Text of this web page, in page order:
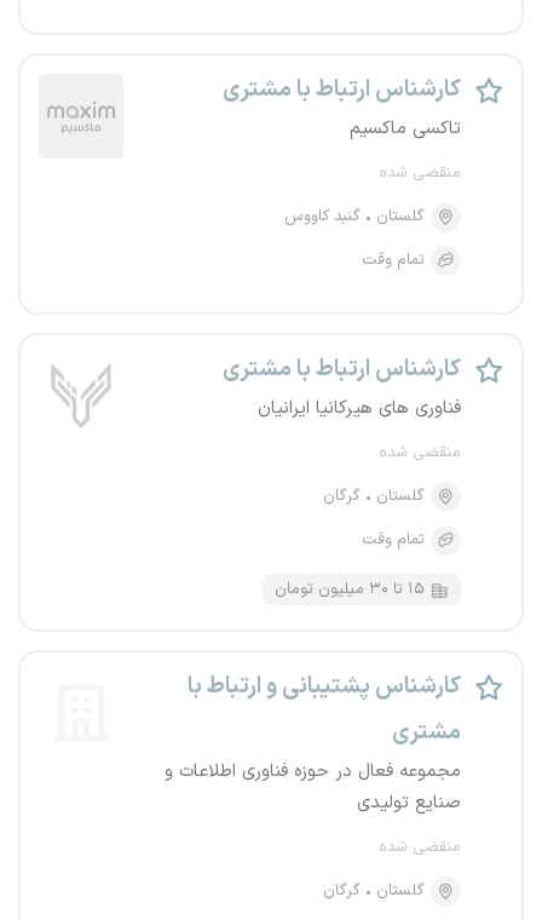
کارشناس ارتباط با مشتری
تاکسی ماکسیم
منقضی شده
گلستان
گنبد کاووس
تمام وقت
کارشناس ارتباط با مشتری
فناوری های هیرکانیا ایرانیان
منقضی شده
گلستان
گرگان
تمام وقت
۱۵ تا ۳۰ میلیون تومان
کارشناس پشتیبانی و ارتباط با
مشتری
مجموعه فعال در حوزه فناوری اطلاعات و
صنایع تولیدی
منقضی شده
گلستان
گرگان